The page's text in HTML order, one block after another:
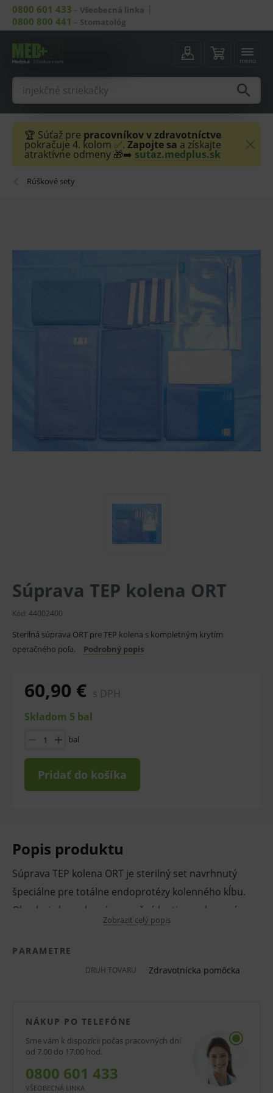
0800 601 433 – Všeobecná linka
0800 800 441 – Stomatológ
menu
🏆 Súťaž pre pracovníkov v zdravotníctve
pokračuje 4. kolom ✅. Zapojte sa a získajte
atraktívne odmeny 🎁➡️ sutaz.medplus.sk
Rúškové sety
Súprava TEP kolena ORT
Kód: 44002400
Sterilná súprava ORT pre TEP kolena s kompletným krytím
operačného poľa.
Podrobný popis
60,90 € s DPH
Skladom 5 bal
bal
Pridať do košíka
Popis produktu
Súprava TEP kolena ORT je sterilný set navrhnutý
špeciálne pre totálne endoprotézy kolenného kĺbu.
Obsahuje komplexné operačné krytie a ochranné
prvky z kvalitného materiálu SMMS, ktoré zabezpečujú
maximálnu bariérovú ochranu a bezpečné prostredie
počas výkonu. Set uľahčuje prípravu operačného
Vlastnosti a výhody:
Sterilný kompletný set určený pre TEP kolena
Materiál SMMS poskytuje vysokú ochranu
proti prieniku tekutín
Zobraziť celý popis
PARAMETRE
DRUH TOVARU Zdravotnícka pomôcka
NÁKUP PO TELEFÓNE
Sme vám k dispozícii počas pracovných dní
od 7.00 do 17.00 hod.
0800 601 433
VŠEOBECNÁ LINKA